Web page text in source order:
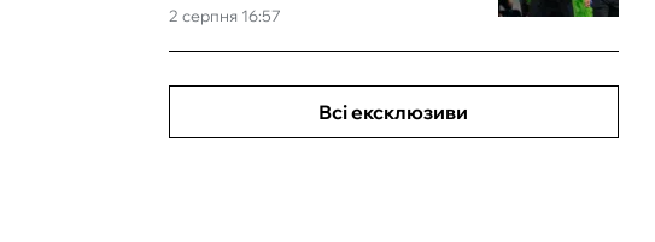
2 серпня 16:57
Всі ексклюзиви